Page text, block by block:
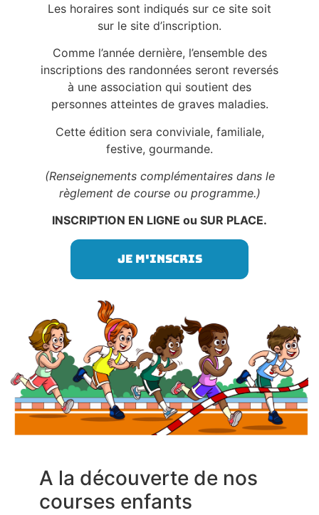
Les horaires sont indiqués sur ce site soit
sur le site d’inscription.
Comme l’année dernière, l’ensemble des
inscriptions des randonnées seront reversés
à une association qui soutient des
personnes atteintes de graves maladies.
Cette édition sera conviviale, familiale,
festive, gourmande.
(Renseignements complémentaires dans le
règlement de course ou programme.)
INSCRIPTION EN LIGNE ou SUR PLACE.
Je m'inscris
A la découverte de nos
courses enfants